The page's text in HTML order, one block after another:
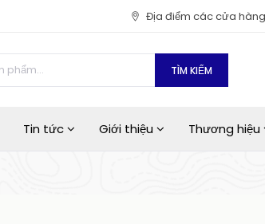
Địa điểm các cửa hàng
TÌM KIẾM
Tin tức Giới thiệu Thương hiệu